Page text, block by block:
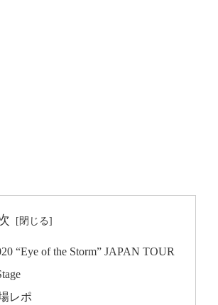
“Eye of the Storm” JAPAN TOUR
レポ